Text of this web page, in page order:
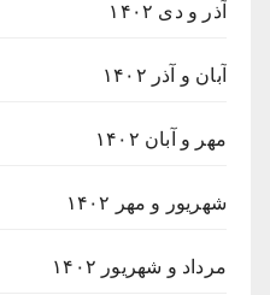
آذر و دی ۱۴۰۲
آبان و آذر ۱۴۰۲
مهر و آبان ۱۴۰۲
شهریور و مهر ۱۴۰۲
مرداد و شهریور ۱۴۰۲